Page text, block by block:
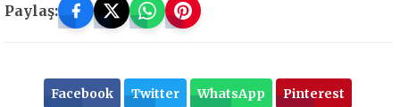
Paylaş:
Facebook Twitter WhatsApp Pinterest